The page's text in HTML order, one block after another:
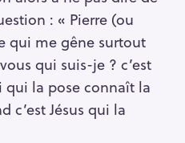
: « Pierre (ou
qui me gêne surtout
qui suis-je ? c’est
qui la pose connaît la
c’est Jésus qui la